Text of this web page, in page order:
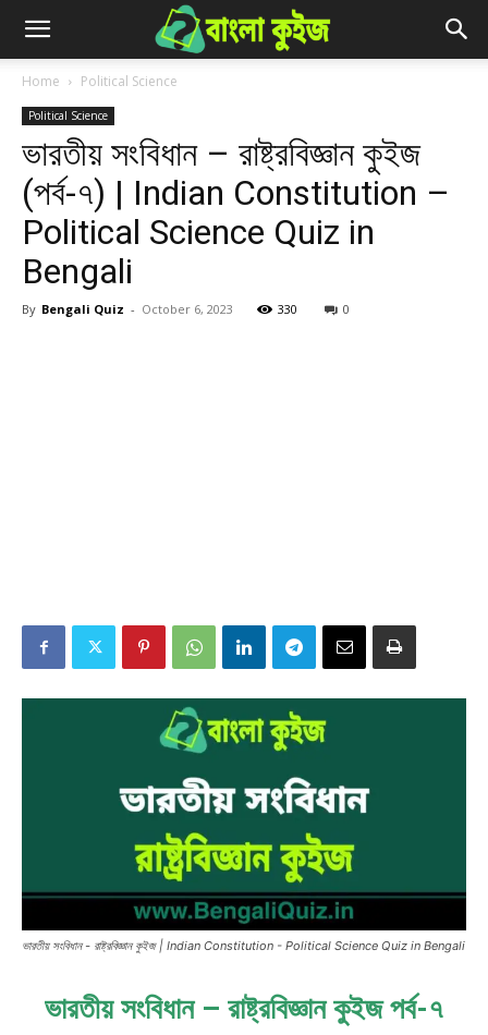
Home Political Science
Political Science
ভারতীয় সংবিধান – রাষ্ট্রবিজ্ঞান কুইজ
(পর্ব-৭) | Indian Constitution –
Political Science Quiz in
Bengali
By Bengali Quiz - October 6, 2023 330 0
ভারতীয় সংবিধান - রাষ্ট্রবিজ্ঞান কুইজ | Indian Constitution - Political Science Quiz in Bengali
ভারতীয় সংবিধান – রাষ্ট্রবিজ্ঞান কুইজ পর্ব-৭